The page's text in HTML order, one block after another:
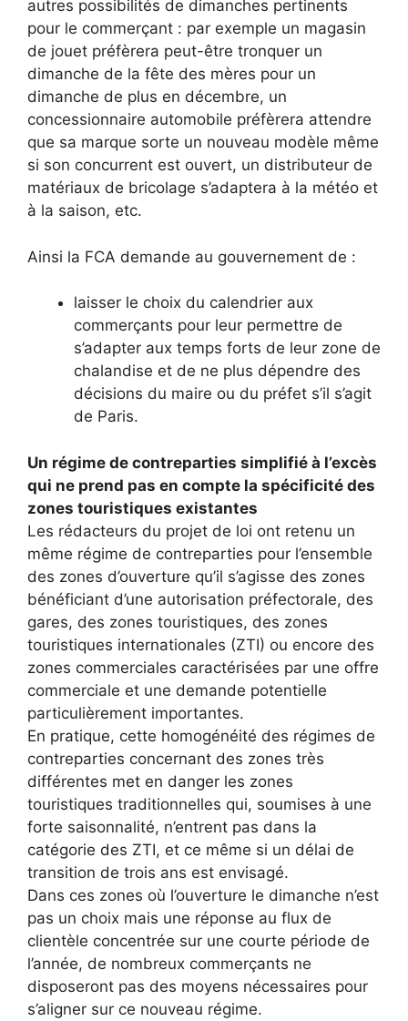
autres possibilités de dimanches pertinents
pour le commerçant : par exemple un magasin
de jouet préfèrera peut-être tronquer un
dimanche de la fête des mères pour un
dimanche de plus en décembre, un
concessionnaire automobile préfèrera attendre
que sa marque sorte un nouveau modèle même
si son concurrent est ouvert, un distributeur de
matériaux de bricolage s’adaptera à la météo et
à la saison, etc.
Ainsi la FCA demande au gouvernement de :
laisser le choix du calendrier aux
commerçants pour leur permettre de
s’adapter aux temps forts de leur zone de
chalandise et de ne plus dépendre des
décisions du maire ou du préfet s’il s’agit
de Paris.
Un régime de contreparties simplifié à l’excès
qui ne prend pas en compte la spécificité des
zones touristiques existantes
Les rédacteurs du projet de loi ont retenu un
même régime de contreparties pour l’ensemble
des zones d’ouverture qu’il s’agisse des zones
bénéficiant d’une autorisation préfectorale, des
gares, des zones touristiques, des zones
touristiques internationales (ZTI) ou encore des
zones commerciales caractérisées par une offre
commerciale et une demande potentielle
particulièrement importantes.
En pratique, cette homogénéité des régimes de
contreparties concernant des zones très
différentes met en danger les zones
touristiques traditionnelles qui, soumises à une
forte saisonnalité, n’entrent pas dans la
catégorie des ZTI, et ce même si un délai de
transition de trois ans est envisagé.
Dans ces zones où l’ouverture le dimanche n’est
pas un choix mais une réponse au flux de
clientèle concentrée sur une courte période de
l’année, de nombreux commerçants ne
disposeront pas des moyens nécessaires pour
s’aligner sur ce nouveau régime.